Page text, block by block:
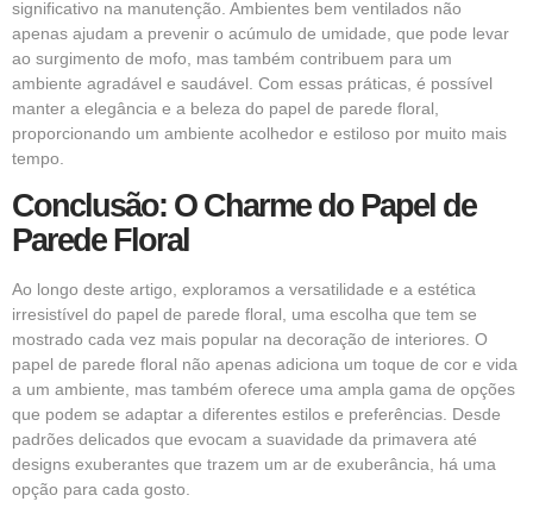
significativo na manutenção. Ambientes bem ventilados não
apenas ajudam a prevenir o acúmulo de umidade, que pode levar
ao surgimento de mofo, mas também contribuem para um
ambiente agradável e saudável. Com essas práticas, é possível
manter a elegância e a beleza do papel de parede floral,
proporcionando um ambiente acolhedor e estiloso por muito mais
tempo.
Conclusão: O Charme do Papel de
Parede Floral
Ao longo deste artigo, exploramos a versatilidade e a estética
irresistível do papel de parede floral, uma escolha que tem se
mostrado cada vez mais popular na decoração de interiores. O
papel de parede floral não apenas adiciona um toque de cor e vida
a um ambiente, mas também oferece uma ampla gama de opções
que podem se adaptar a diferentes estilos e preferências. Desde
padrões delicados que evocam a suavidade da primavera até
designs exuberantes que trazem um ar de exuberância, há uma
opção para cada gosto.